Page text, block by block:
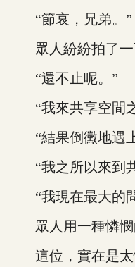
“節哀，兄弟。”
眾人紛紛拍了一
“還不止呢。”
“我來共享空間之
“結果倒黴地遇上
“我之所以來到共
“我現在最大的問
眾人用一種憐憫
這位，實在是太